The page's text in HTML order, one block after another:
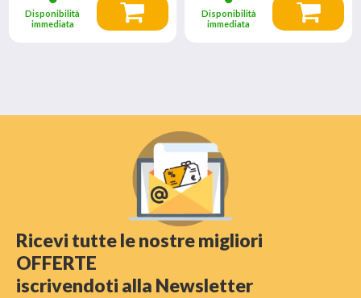
Disponibilità
immediata
Disponibilità
immediata
Ricevi tutte le nostre migliori
OFFERTE
iscrivendoti alla Newsletter